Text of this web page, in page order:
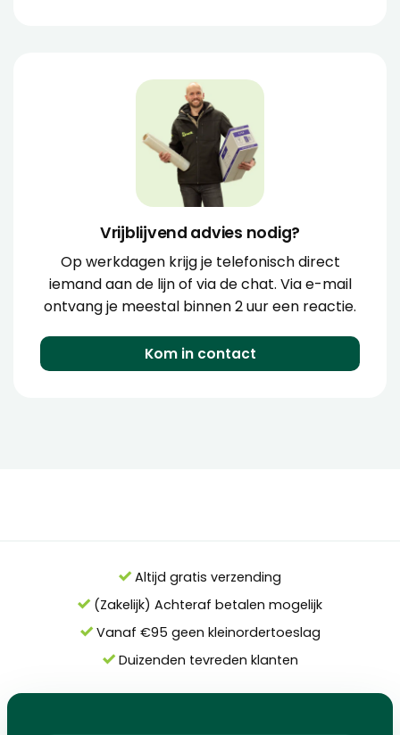
Vrijblijvend advies nodig?
Op werkdagen krijg je telefonisch direct
iemand aan de lijn of via de chat. Via e-mail
ontvang je meestal binnen 2 uur een reactie.
Kom in contact
Altijd gratis verzending
(Zakelijk) Achteraf betalen mogelijk
Vanaf €95 geen kleinordertoeslag
Duizenden tevreden klanten